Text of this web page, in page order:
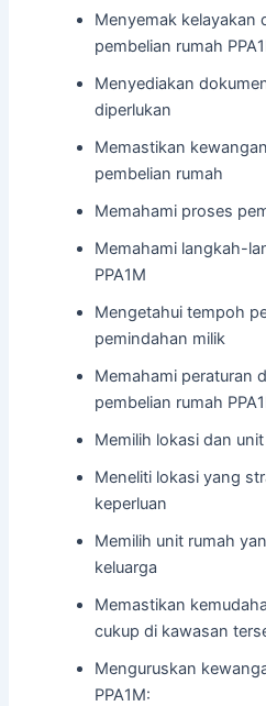
Menyemak kelayakan
pembelian rumah
Menyediakan
diperlukan
Memastikan
pembelian rumah
Memahami proses
Memahami langkah-
PPA1M
Mengetahui tempoh
pemindahan milik
Memahami peraturan
pembelian rumah
Memilih lokasi dan
Meneliti lokasi yang
keperluan
Memilih unit rumah
keluarga
Memastikan
cukup di kawasan
Menguruskan
PPA1M: